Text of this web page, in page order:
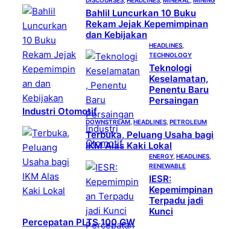
Bahlil Luncurkan 10 Buku
Rekam Jejak Kepemimpinan
dan Kebijakan
HEADLINES
TECHNOLOGY
Teknologi
Keselamatan,
Penentu Baru
Persaingan
Industri Otomotif
DOWNSTREAM HEADLINES PETROLEUM
Terbuka, Peluang Usaha bagi
IKM Alas Kaki Lokal
ENERGY, HEADLINES
RENEWABLE
IESR:
Kepemimpinan
Terpadu jadi
Kunci
Percepatan PLTS 100 GW